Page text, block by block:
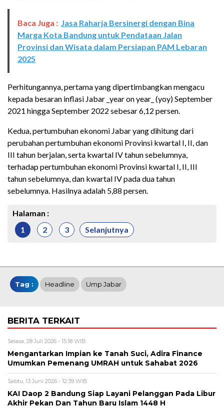
Baca Juga : Jasa Raharja Bersinergi dengan Bina
Marga Kota Bandung untuk Pendataan Jalan
Provinsi dan Wisata dalam Persiapan PAM Lebaran
2025
Perhitungannya, pertama yang dipertimbangkan mengacu
kepada besaran inflasi Jabar _year on year_ (yoy) September
2021 hingga September 2022 sebesar 6,12 persen.
Kedua, pertumbuhan ekonomi Jabar yang dihitung dari
perubahan pertumbuhan ekonomi Provinsi kwartal I, II, dan
III tahun berjalan, serta kwartal IV tahun sebelumnya,
terhadap pertumbuhan ekonomi Provinsi kwartal I, II, III
tahun sebelumnya, dan kwartal IV pada dua tahun
sebelumnya. Hasilnya adalah 5,88 persen.
Halaman :
1
2 3 Selanjutnya
Tag : Headline Ump Jabar
BERITA TERKAIT
Selasa, 28 Juli 2026 - 15:18 WIB
Mengantarkan Impian ke Tanah Suci, Adira Finance
Umumkan Pemenang UMRAH untuk Sahabat 2026
Sabtu, 13 Juni 2026 - 12:39 WIB
KAI Daop 2 Bandung Siap Layani Pelanggan Pada Libur
Akhir Pekan Dan Tahun Baru Islam 1448 H